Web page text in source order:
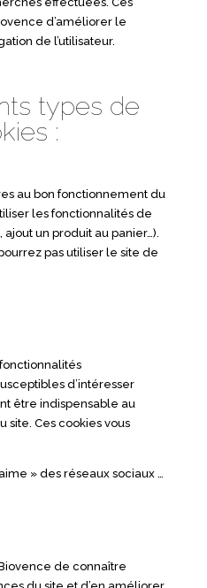
d’améliorer le
de l’utilisateur.
types de
:
au bon fonctionnement du
les fonctionnalités de
un produit au panier…).
pas utiliser le site de
d’intéresser
être indispensable au
site. Ces cookies vous
» des réseaux sociaux …
de connaître